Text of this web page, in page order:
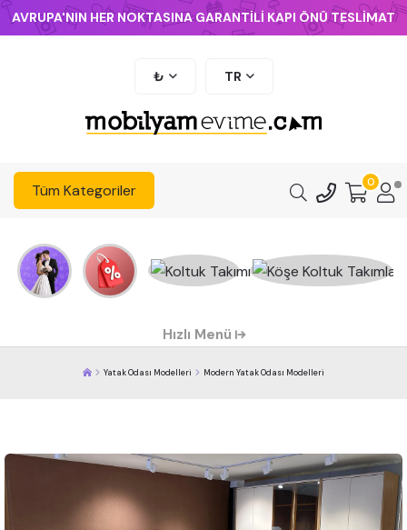
AVRUPA'NIN HER NOKTASINA GARANTİLİ KAPI ÖNÜ TESLİMAT
₺ TR
Tüm Kategoriler 0
Hızlı Menü
Yatak Odası Modelleri Modern Yatak Odası Modelleri